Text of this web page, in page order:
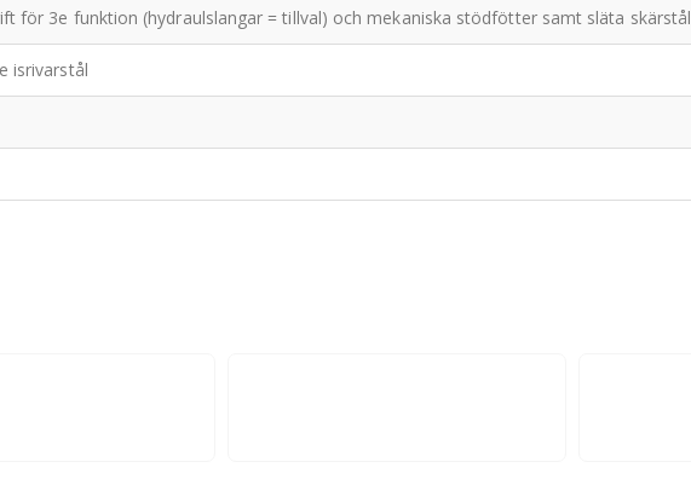
för 3e funktion (hydraulslangar = tillval) och mekaniska stödfötter samt släta skärstål
isrivarstål